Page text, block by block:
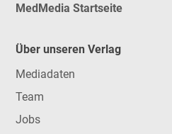
MedMedia Startseite
Über unseren Verlag
Mediadaten
Team
Jobs